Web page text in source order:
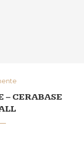
– CERABASE